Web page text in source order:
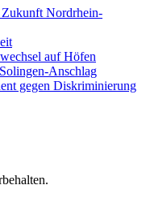
Zukunft Nordrhein-
auf Höfen
Anschlag
gegen Diskriminierung